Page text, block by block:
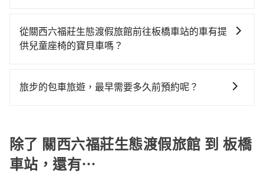
時卻偏偏找不到停車位，對於急著用車或者要載其他乘
客的人來說就有不小的風險。最後，雖然路邊隨租隨還
天或者載行李時，就顯得非常不便。
用。
市場上稍具規模且合法經營的業者，有以短程與城市為
主的台灣大車隊、大都會、LINE Taxi、Uber，機場接送
單程接送與跨縣市計時包車，不論從哪邊去哪裡（當然
從關西六福莊生態渡假旅館前往板橋車站的車有提
供兒童座椅的寶貝車嗎？
繫好安全帶，如四歲以下或身高不足的幼童無法正常綁
如有新生兒需要0~1歲的嬰兒後向汽座，可先向客服人員
確認庫存再行租用，每個300元。當然，更鼓勵父母自行
攜帶汽車座椅，不僅家中小寶貝坐的舒適習慣。
旅步的包車旅遊，最早需要多久前預約呢？
以不妨趁早訂購，享受更划算的價格。
除了 關西六福莊生態渡假旅館 到 板橋
車站，還有⋯